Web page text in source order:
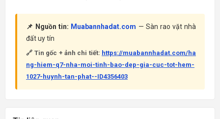
📌 Nguồn tin: Muabannhadat.com — Sàn rao vặt nhà
đất uy tín
🔗 Tin gốc + ảnh chi tiết: https://muabannhadat.com/ha
ng-hiem-q7-nha-moi-tinh-bao-dep-gia-cuc-tot-hem-
1027-huynh-tan-phat--ID4356403